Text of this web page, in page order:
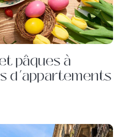
pâques à
d’appartements